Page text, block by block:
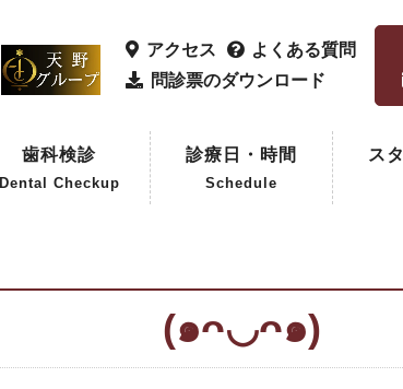
アクセス
よくある質問
問診票のダウンロード
歯科検診
Dental Checkup
診療日・時間
Schedule
ス
(๑ᴖ◡ᴖ๑)